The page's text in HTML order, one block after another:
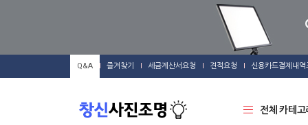
Q&A 즐겨찾기 세금계산서요청 견적요청 신용카드결제내역
전체 카테고